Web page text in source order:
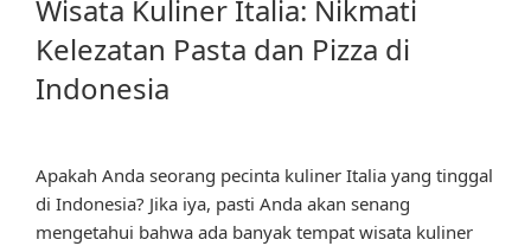
Wisata Kuliner Italia: Nikmati
Kelezatan Pasta dan Pizza di
Indonesia
Apakah Anda seorang pecinta kuliner Italia yang tinggal
di Indonesia? Jika iya, pasti Anda akan senang
mengetahui bahwa ada banyak tempat wisata kuliner